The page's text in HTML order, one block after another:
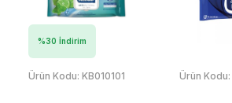
%30 İndirim
Ürün Kodu: KB010101 Ürün Kodu: